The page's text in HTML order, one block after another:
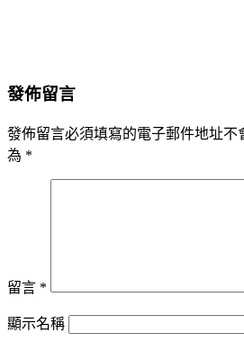
發佈留言
發佈留言必須填寫的電子郵件地址不
為 *
留言 *
顯示名稱